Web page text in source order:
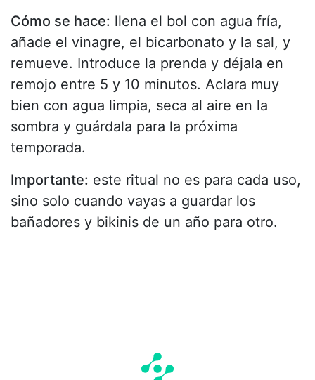
Cómo se hace: llena el bol con agua fría,
añade el vinagre, el bicarbonato y la sal, y
remueve. Introduce la prenda y déjala en
remojo entre 5 y 10 minutos. Aclara muy
bien con agua limpia, seca al aire en la
sombra y guárdala para la próxima
temporada.
Importante: este ritual no es para cada uso,
sino solo cuando vayas a guardar los
bañadores y bikinis de un año para otro.